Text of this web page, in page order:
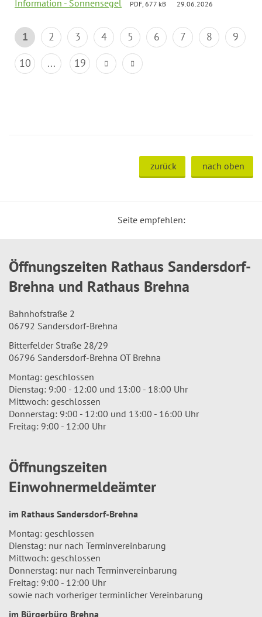
Information - Sonnensegel PDF, 677 kB 29.06.2026
1 2 3 4 5 6 7 8
9
10
... 19
zurück nach oben
Seite empfehlen:
Öffnungszeiten Rathaus Sandersdorf-
Brehna und Rathaus Brehna
Bahnhofstraße 2
06792 Sandersdorf-Brehna
Bitterfelder Straße 28/29
06796 Sandersdorf-Brehna OT Brehna
Montag: geschlossen
Dienstag: 9:00 - 12:00 und 13:00 - 18:00 Uhr
Mittwoch: geschlossen
Donnerstag: 9:00 - 12:00 und 13:00 - 16:00 Uhr
Freitag: 9:00 - 12:00 Uhr
Öffnungszeiten
Einwohnermeldeämter
im Rathaus Sandersdorf-Brehna
Montag: geschlossen
Dienstag: nur nach Terminvereinbarung
Mittwoch: geschlossen
Donnerstag: nur nach Terminvereinbarung
Freitag: 9:00 - 12:00 Uhr
sowie nach vorheriger terminlicher Vereinbarung
im Bürgerbüro Brehna